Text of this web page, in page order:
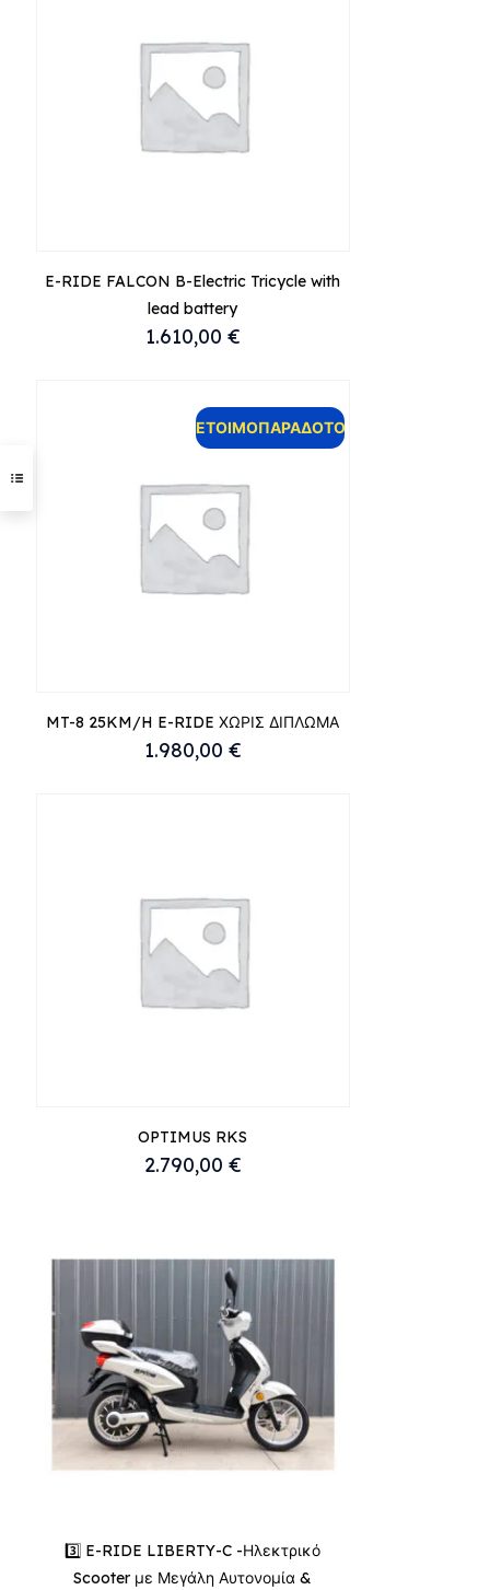
E-RIDE FALCON B-Electric Tricycle with
lead battery
1.610,00 €
ΕΤΟΙΜΟΠΑΡΑΔΟΤΟ
MT-8 25KM/H E-RIDE ΧΩΡΙΣ ΔΙΠΛΩΜΑ
1.980,00 €
πολλαπλές
παραλλαγές.
Οι
επιλογές
μπορούν
του
προϊόντος
OPTIMUS RKS
2.790,00 €
3️⃣ E-RIDE LIBERTY-C -Ηλεκτρικό
Scooter με Μεγάλη Αυτονομία &